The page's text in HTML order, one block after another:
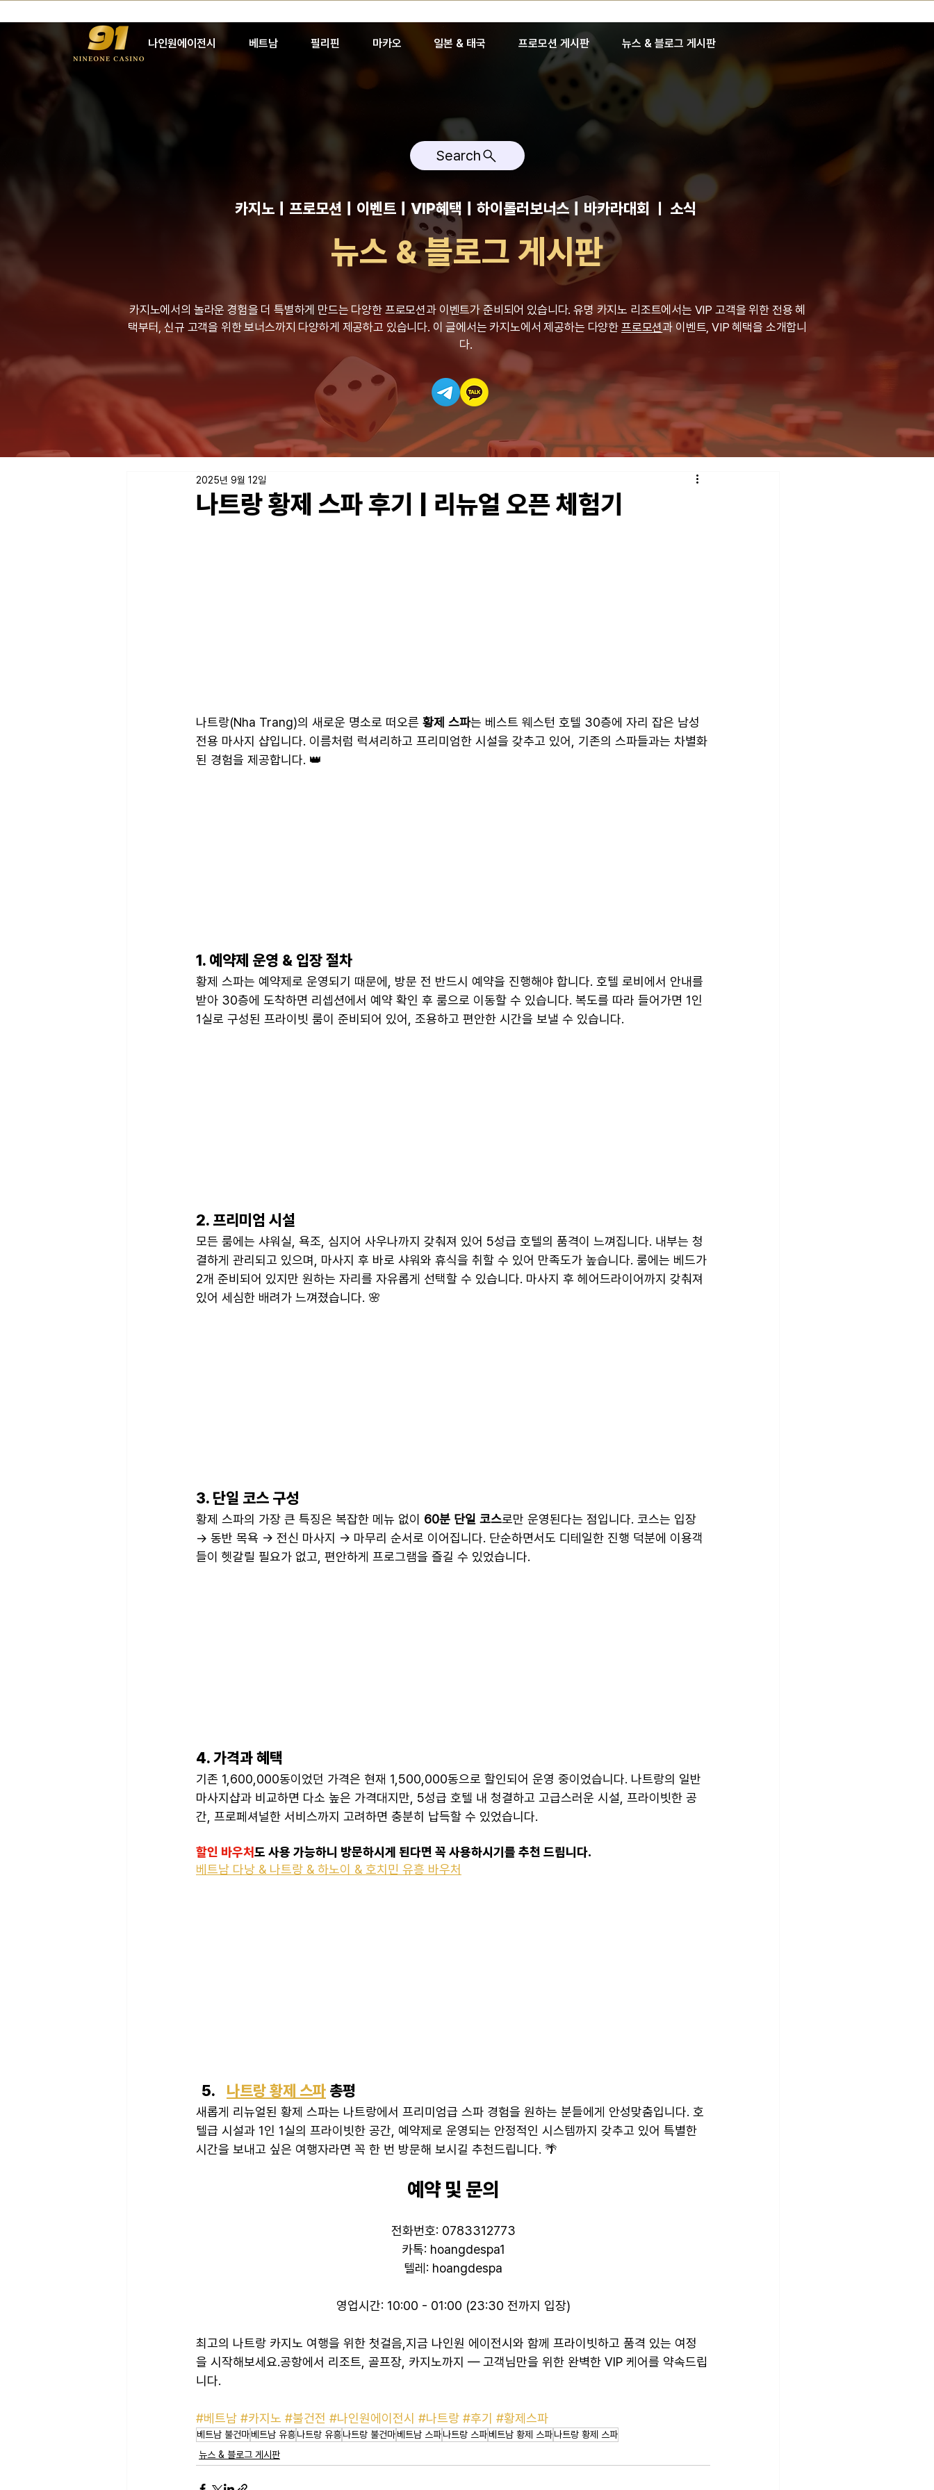
나인원에이전시 베트남 필리핀 마카오 일본 & 태국 프로모션 게시판 뉴스 & 블로그 게시판
Search
카지노｜프로모션｜이벤트｜VIP혜택｜하이롤러보너스｜바카라대회 ㅣ 소식
뉴스 & 블로그 게시판
카지노에서의 놀라운 경험을 더 특별하게 만드는 다양한 프로모션과 이벤트가 준비되어 있습니다. 유명 카지노 리조트에서는 VIP 고객을 위한 전용 혜
택부터, 신규 고객을 위한 보너스까지 다양하게 제공하고 있습니다. 이 글에서는 카지노에서 제공하는 다양한 프로모션과 이벤트, VIP 혜택을 소개합니
다.
나트랑 황제 스파 후기 | 리뉴얼 오픈 체험기
2025년 9월 12일
나트랑(Nha Trang)의 새로운 명소로 떠오른 황제 스파는 베스트 웨스턴 호텔 30층에 자리 잡은 남성
전용 마사지 샵입니다. 이름처럼 럭셔리하고 프리미엄한 시설을 갖추고 있어, 기존의 스파들과는 차별화
된 경험을 제공합니다. 👑
1. 예약제 운영 & 입장 절차
황제 스파는 예약제로 운영되기 때문에, 방문 전 반드시 예약을 진행해야 합니다. 호텔 로비에서 안내를
받아 30층에 도착하면 리셉션에서 예약 확인 후 룸으로 이동할 수 있습니다. 복도를 따라 들어가면 1인
1실로 구성된 프라이빗 룸이 준비되어 있어, 조용하고 편안한 시간을 보낼 수 있습니다.
2. 프리미엄 시설
모든 룸에는 샤워실, 욕조, 심지어 사우나까지 갖춰져 있어 5성급 호텔의 품격이 느껴집니다. 내부는 청
결하게 관리되고 있으며, 마사지 후 바로 샤워와 휴식을 취할 수 있어 만족도가 높습니다. 룸에는 베드가
2개 준비되어 있지만 원하는 자리를 자유롭게 선택할 수 있습니다. 마사지 후 헤어드라이어까지 갖춰져
있어 세심한 배려가 느껴졌습니다. 🌸
3. 단일 코스 구성
황제 스파의 가장 큰 특징은 복잡한 메뉴 없이 60분 단일 코스로만 운영된다는 점입니다. 코스는 입장
→ 동반 목욕 → 전신 마사지 → 마무리 순서로 이어집니다. 단순하면서도 디테일한 진행 덕분에 이용객
들이 헷갈릴 필요가 없고, 편안하게 프로그램을 즐길 수 있었습니다.
4. 가격과 혜택
기존 1,600,000동이었던 가격은 현재 1,500,000동으로 할인되어 운영 중이었습니다. 나트랑의 일반
마사지샵과 비교하면 다소 높은 가격대지만, 5성급 호텔 내 청결하고 고급스러운 시설, 프라이빗한 공
간, 프로페셔널한 서비스까지 고려하면 충분히 납득할 수 있었습니다.
할인 바우처도 사용 가능하니 방문하시게 된다면 꼭 사용하시기를 추천 드립니다.
베트남 다낭 & 나트랑 & 하노이 & 호치민 유흥 바우처
나트랑 황제 스파 총평
새롭게 리뉴얼된 황제 스파는 나트랑에서 프리미엄급 스파 경험을 원하는 분들에게 안성맞춤입니다. 호
텔급 시설과 1인 1실의 프라이빗한 공간, 예약제로 운영되는 안정적인 시스템까지 갖추고 있어 특별한
시간을 보내고 싶은 여행자라면 꼭 한 번 방문해 보시길 추천드립니다. 🌴
예약 및 문의
전화번호: 0783312773
카톡: hoangdespa1
텔레: hoangdespa
영업시간: 10:00 - 01:00 (23:30 전까지 입장)
최고의 나트랑 카지노 여행을 위한 첫걸음,지금 나인원 에이전시와 함께 프라이빗하고 품격 있는 여정
을 시작해보세요.공항에서 리조트, 골프장, 카지노까지 — 고객님만을 위한 완벽한 VIP 케어를 약속드립
니다.
#베트남 #카지노 #불건전 #나인원에이전시 #나트랑 #후기 #황제스파
베트남 불건마베트남 유흥나트랑 유흥나트랑 불건마베트남 스파나트랑 스파베트남 황제 스파나트랑 황제 스파
뉴스 & 블로그 게시판